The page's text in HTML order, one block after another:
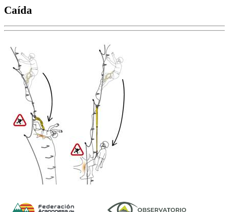
Caída